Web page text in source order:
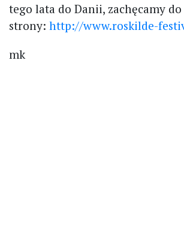
tego lata do Danii, zachęcamy
strony: http://www.roskilde-
mk